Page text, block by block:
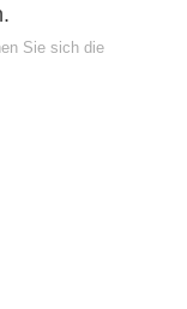
Sie sich die